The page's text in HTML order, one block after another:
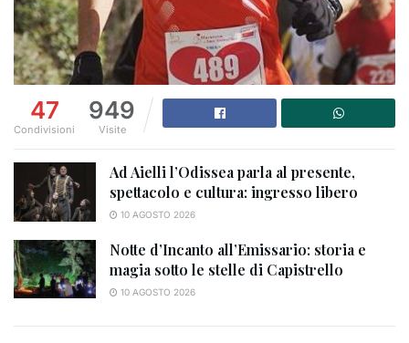
47
Condivisioni
949
Visite
Ad Aielli l’Odissea parla al presente,
spettacolo e cultura: ingresso libero
10 AGOSTO 2026
Notte d’Incanto all’Emissario: storia e
magia sotto le stelle di Capistrello
10 AGOSTO 2026